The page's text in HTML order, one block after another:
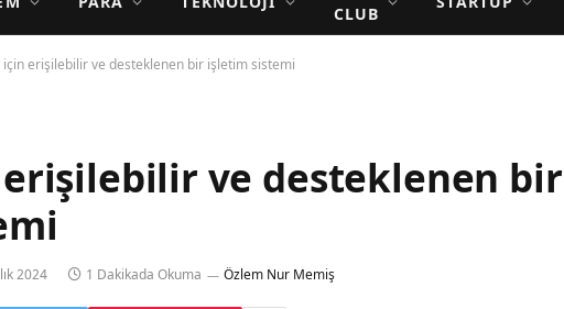
CLUB
için erişilebilir ve desteklenen bir işletim sistemi
ve desteklenen bir
2024 1 Dakikada Okuma Özlem Nur Memiş